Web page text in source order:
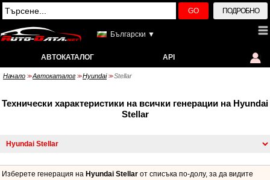
GO ПОДРОБНО
Български ▼
АВТОКАТАЛОГ API
Начало >> Автокаталог >> Hyundai >> Stellar
Технически характеристики на всички генерации на Hyundai
Stellar
Изберете генерация на Hyundai Stellar от списъка по-долу, за да видите